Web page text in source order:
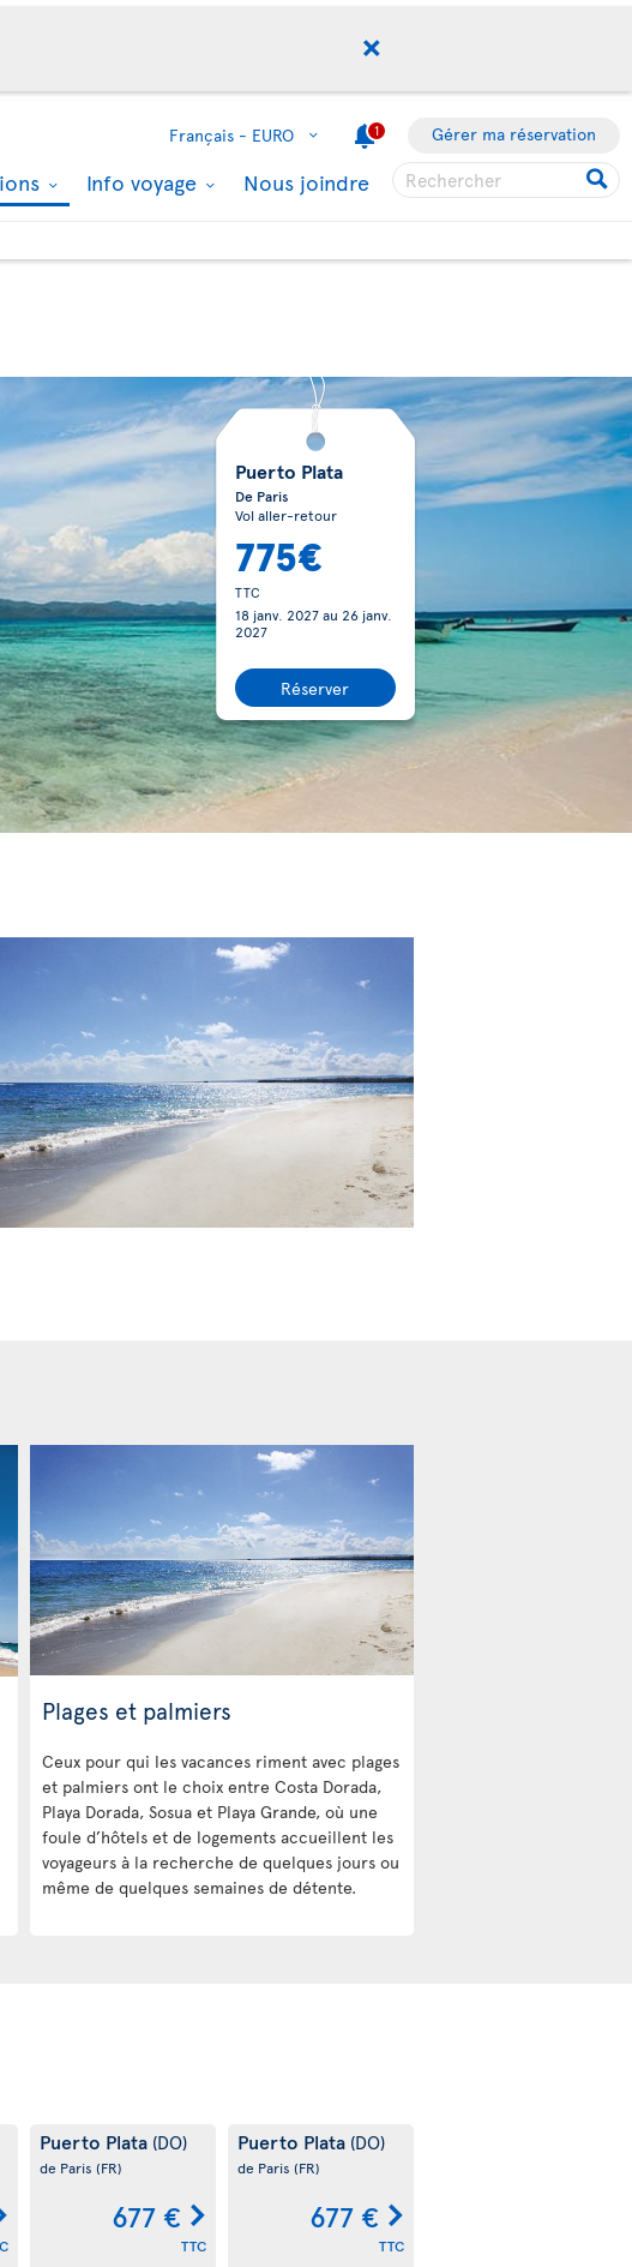
Français - EURO 1 Gérer ma réservation
Info voyage Nous joindre
Puerto Plata
De Paris
Vol aller-retour
775€
TTC
18 janv. 2027au 26 janv.
2027
Réserver
Plages et palmiers
Ceux pour qui les vacances riment avec plages
et palmiers ont le choix entre Costa Dorada,
Playa Dorada, Sosua et Playa Grande, où une
foule d’hôtels et de logements accueillent les
voyageurs à la recherche de quelques jours ou
même de quelques semaines de détente.
Puerto Plata (DO)
de Paris (FR)
677 €
TTC
Puerto Plata (DO)
de Paris (FR)
677 €
TTC